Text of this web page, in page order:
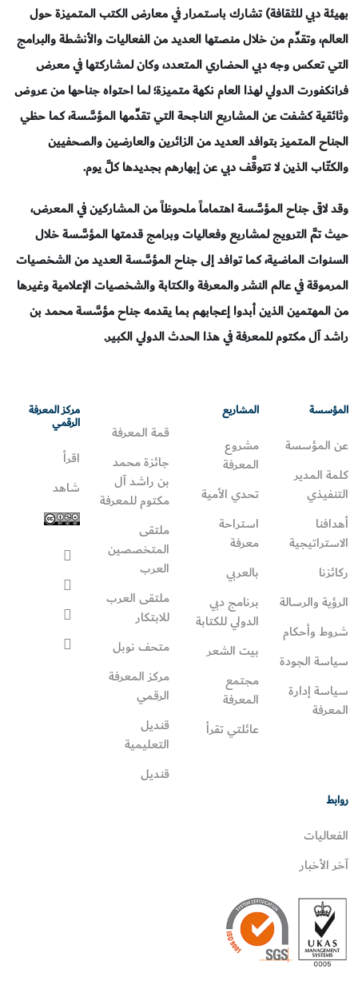
بهيئة دبي للثقافة) تشارك باستمرار في معارض الكتب المتميزة حول
العالم، وتقدِّم من خلال منصتها العديد من الفعاليات والأنشطة والبرامج
التي تعكس وجه دبي الحضاري المتعدد، وكان لمشاركتها في معرض
فرانكفورت الدولي لهذا العام نكهة متميزة؛ لما احتواه جناحها من عروض
وثائقية كشفت عن المشاريع الناجحة التي تقدِّمها المؤسَّسة، كما حظي
الجناح المتميز بتوافد العديد من الزائرين والعارضين والصحفيين
والكتّاب الذين لا تتوقَّف دبي عن إبهارهم بجديدها كلَّ يوم.
وقد لاقى جناح المؤسَّسة اهتماماً ملحوظاً من المشاركين في المعرض،
حيث تمَّ الترويج لمشاريع وفعاليات وبرامج قدمتها المؤسَّسة خلال
السنوات الماضية، كما توافد إلى جناح المؤسَّسة العديد من الشخصيات
المرموقة في عالم النشر والمعرفة والكتابة والشخصيات الإعلامية وغيرها
من المهتمين الذين أبدوا إعجابهم بما يقدمه جناح مؤسَّسة محمد بن
راشد آل مكتوم للمعرفة في هذا الحدث الدولي الكبير.
المؤسسة
عن المؤسسة
كلمة المدير
التنفيذي
أهدافنا
الاستراتيجية
ركائزنا
الرؤية والرسالة
شروط وأحكام
سياسة الجودة
سياسة إدارة
المعرفة
المشاريع
مشروع
المعرفة
تحدي الأمية
استراحة
معرفة
بالعربي
برنامج دبي
الدولي للكتابة
بيت الشعر
مجتمع
المعرفة
عائلتي تقرأ‎
قمة المعرفة
جائزة محمد
بن راشد آل
مكتوم للمعرفة
ملتقى
المتخصصين
العرب
ملتقى العرب
للابتكار
متحف نوبل
مركز المعرفة
الرقمي
قنديل
التعليمية
قنديل
مركز المعرفة
الرقمي
اقرأ
شاهد
روابط
الفعاليات
آخر الأخبار